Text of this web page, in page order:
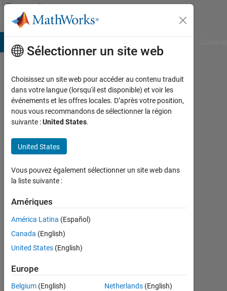
Passer au contenu
Community
Profile
Teerapong
Poltue
Last
plus
de 3
y a
Actif
depuis
2020
0
Following:
0
Sélectionner un site web
Choisissez un site web pour accéder au contenu traduit
dans votre langue (lorsqu'il est disponible) et voir les
événements et les offres locales. D’après votre position,
nous vous recommandons de sélectionner la région
suivante :United States.
United States
Vous pouvez également sélectionner un site web dans
la liste suivante :
Amériques
América Latina (Español)
Canada (English)
United States (English)
Europe
Belgium (English)
Netherlands(English)